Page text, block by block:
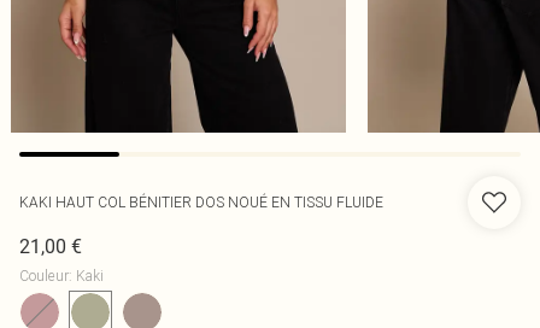
KAKI HAUT COL BÉNITIER DOS NOUÉ EN TISSU FLUIDE
21,00 €
Couleur: Kaki